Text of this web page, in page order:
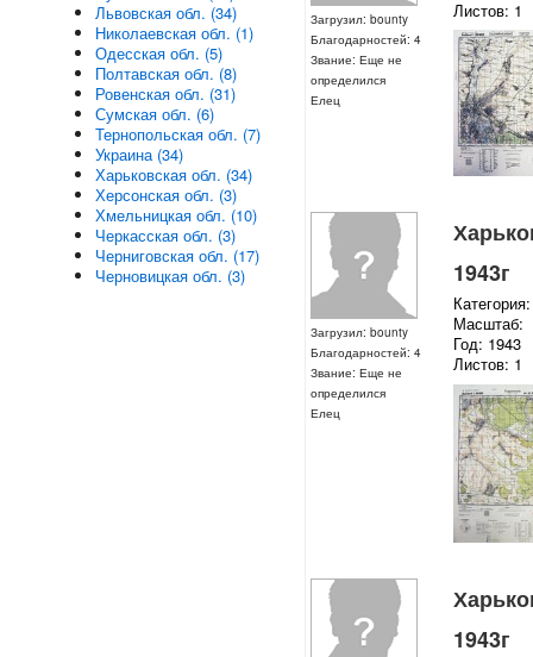
Загрузил: bounty
Благодарностей: 4
Звание: Еще не
определился
Елец
Листов: 1
Загрузил: bounty
Благодарностей: 4
Звание: Еще не
определился
Елец
1943г
Масштаб:
Год: 1943
Листов: 1
1943г
Львовская обл. (34)
Николаевская обл. (1)
Одесская обл. (5)
Полтавская обл. (8)
Ровенская обл. (31)
Сумская обл. (6)
Тернопольская обл. (7)
Украина (34)
Харьковская обл. (34)
Херсонская обл. (3)
Хмельницкая обл. (10)
Черкасская обл. (3)
Черниговская обл. (17)
Черновицкая обл. (3)